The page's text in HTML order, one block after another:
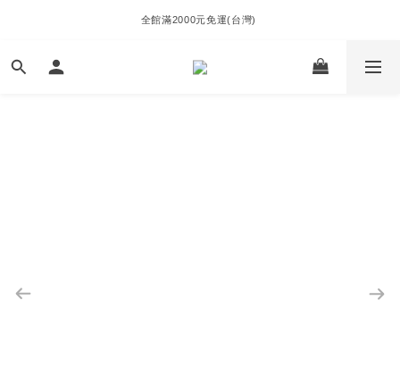
全館滿2000元免運(台灣)